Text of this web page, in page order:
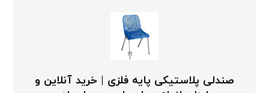
صندلی پلاستیکی پایه فلزی | خرید آنلاین و